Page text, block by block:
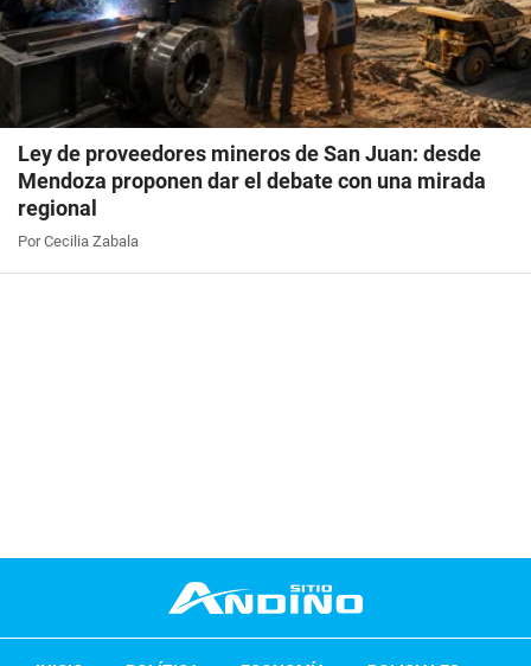
Ley de proveedores mineros de San Juan: desde
Mendoza proponen dar el debate con una mirada
regional
Por Cecilia Zabala